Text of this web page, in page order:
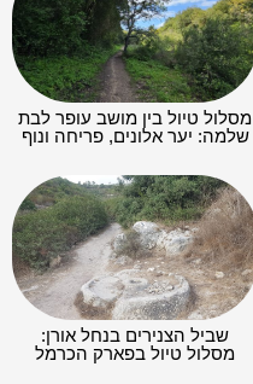
מסלול טיול בין מושב עופר לבת
שלמה: יער אלונים, פריחה ונוף
שביל הצנירים בנחל אורן:
מסלול טיול בפארק הכרמל